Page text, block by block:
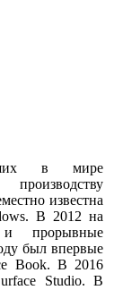
в мире
известна
В 2012 на
и прорывные
был впервые
Book. В 2016
Studio. В